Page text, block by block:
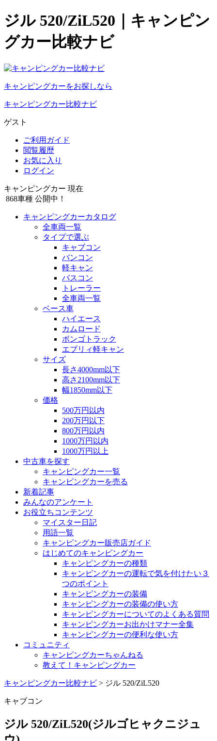
ジル 520/ZiL520｜キャンピン
グカー比較ナビ
キャンピングカーをお探しなら
キャンピングカー比較ナビ
ゲスト
ご利用ガイド
閲覧履歴
お気に入り
ログイン
キャンピングカー 現在
868車種 公開中！
キャンピングカーカタログ
全車両一覧
タイプで選ぶ
キャブコン
バンコン
軽キャン
バスコン
トレーラー
全車両一覧
ベース車
ハイエース
カムロード
ボンゴトラック
エブリィ軽キャン
サイズ
長さ4000mm以下
高さ2100mm以下
幅1850mm以下
価格
500万円以内
200万円以下
800万円以内
1000万円以内
1000万円以上
中古車を探す
キャンピングカー一覧
キャンピングカーを売る
新着記事
みんなのアンケート
お役立ちコンテンツ
マイスター日記
用語一覧
キャンピングカー販売店ガイド
はじめてのキャンピングカー
キャンピングカーの種類
キャンピングカーの運転で気を付けたい３
つのポイント
キャンピングカーの装備
キャンピングカーの装備の使い方
キャンピングカーについてのよくある質問
キャンピングカーお出かけマナー全集
キャンピングカーの便利な使い方
コミュニティ
キャンピングカーちゃんねる
教えて！キャンピングカー
キャンピングカー比較ナビ > ジル 520/ZiL520
キャブコン
ジル 520/ZiL520(ジルゴヒャクニジュ